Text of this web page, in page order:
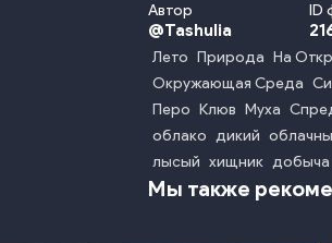
Автор
@Tashulia
ID
Лето Природа На
Окружающая Среда
Перо Клюв Муха
облако дикий
лысый хищник добыча
Мы также